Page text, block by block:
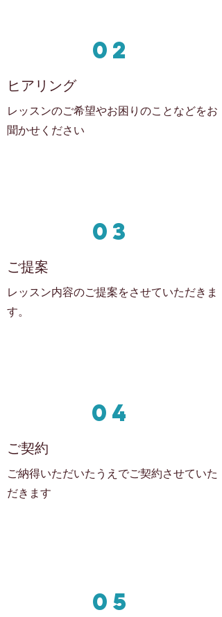
02
ヒアリング
レッスンのご希望やお困りのことなどをお
聞かせください
03
ご提案
レッスン内容のご提案をさせていただきま
す。
04
ご契約
ご納得いただいたうえでご契約させていた
だきます
05